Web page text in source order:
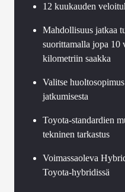
12 kuukauden
Mahdollisuus jatkaa
suorittamalla jopa 10
kilometriin saakka
Valitse
jatkumisesta
Toyota-standardien
tekninen tarkastus
Voimassaoleva
Toyota-hybridissä